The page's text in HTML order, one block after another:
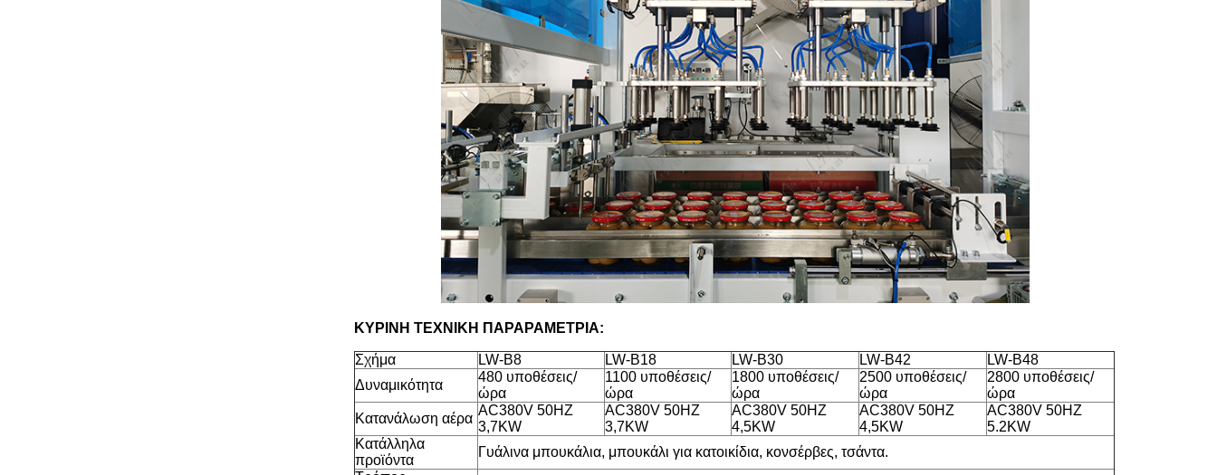
ΚΥΡΙΝΗ ΤΕΧΝΙΚΗ ΠΑΡΑΡΑΜΕΤΡΙΑ:
Σχήμα LW-B8 LW-B18 LW-B30 LW-B42
LW-B48
Δυναμικότητα
480 υποθέσεις/
ώρα
1100 υποθέσεις/
ώρα
1800 υποθέσεις/
ώρα
2500 υποθέσεις/
ώρα
2800 υποθέσεις/
ώρα
Κατανάλωση αέρα
AC380V 50HZ
3,7KW
AC380V 50HZ
3,7KW
AC380V 50HZ
4,5KW
AC380V 50HZ
4,5KW
AC380V 50HZ
5.2KW
Κατάλληλα
προϊόντα
Γυάλινα μπουκάλια, μπουκάλι για κατοικίδια, κονσέρβες, τσάντα.